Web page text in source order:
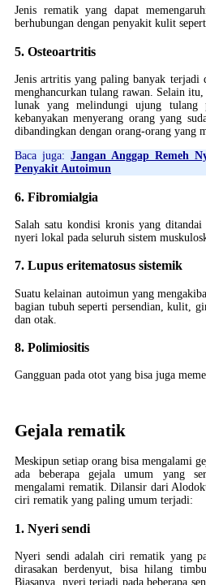
Jenis rematik yang dapat
berhubungan dengan penyakit kulit
5. Osteoartritis
Jenis artritis yang paling banyak terjadi
menghancurkan tulang rawan. Selain
lunak yang melindungi ujung tulang
kebanyakan menyerang orang yang
dibandingkan dengan orang-orang yang
Baca juga: Jangan Anggap Remeh
Penyakit Autoimun
6. Fibromialgia
Salah satu kondisi kronis yang
nyeri lokal pada seluruh sistem
7. Lupus eritematosus sistemik
Suatu kelainan autoimun yang
bagian tubuh seperti persendian, kulit,
dan otak.
8. Polimiositis
Gangguan pada otot yang bisa juga
Gejala rematik
Meskipun setiap orang bisa mengalami
ada beberapa gejala umum yang
mengalami rematik. Dilansir dari
ciri rematik yang paling umum terjadi:
1. Nyeri sendi
Nyeri sendi adalah ciri rematik yang
dirasakan berdenyut, bisa hilang
Biasanya, nyeri terjadi pada beberapa